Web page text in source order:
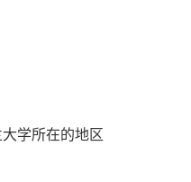
学所在的地区